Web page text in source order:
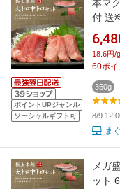
ポイントUPジャンル
ソーシャルギフト可
本マ
付 送
レゼ
寿司
〈bf1
18.6円/
60ポイ
350g
8/9
ま
メガ
ット